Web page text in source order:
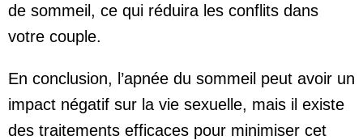
de sommeil, ce qui réduira les conflits dans
votre couple.
En conclusion, l’apnée du sommeil peut avoir un
impact négatif sur la vie sexuelle, mais il existe
des traitements efficaces pour minimiser cet